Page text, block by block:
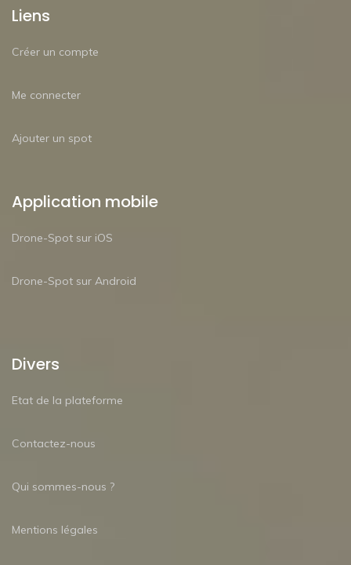
Liens
Créer un compte
Me connecter
Ajouter un spot
Application mobile
Drone-Spot sur iOS
Drone-Spot sur Android
Divers
Etat de la plateforme
Contactez-nous
Qui sommes-nous ?
Mentions légales